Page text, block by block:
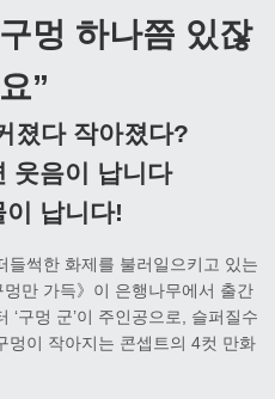
멍 하나쯤 있잖
”
졌다 작아졌다?
웃음이 납니다
이 납니다!
들썩한 화제를 불러일으키고 있는
만 가득》이 은행나무에서 출간
구멍 군’이 주인공으로, 슬퍼질수
멍이 작아지는 콘셉트의 4컷 만화